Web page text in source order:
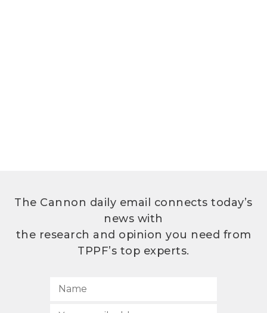
The Cannon daily email connects today’s
news with
the research and opinion you need from
TPPF’s top experts.